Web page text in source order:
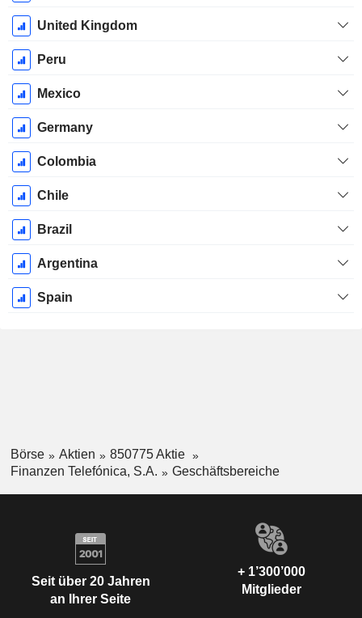
United Kingdom
Peru
Mexico
Germany
Colombia
Chile
Brazil
Argentina
Spain
Börse Aktien
850775 Aktie
Finanzen Telefónica, S.A.
Geschäftsbereiche
Seit über 20 Jahren
an Ihrer Seite
+ 1’300’000
Mitglieder